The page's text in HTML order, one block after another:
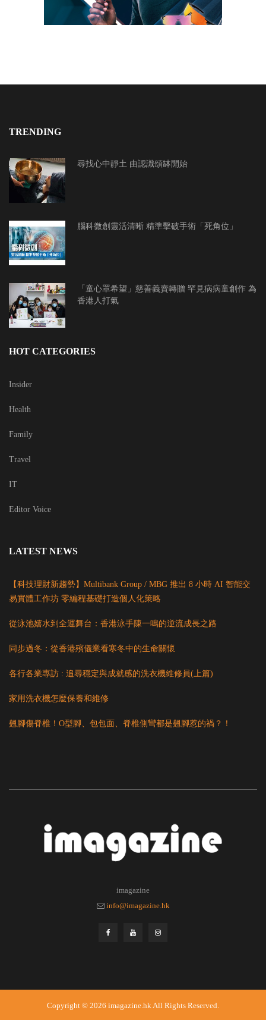
TRENDING
尋找心中靜土 由認識頌缽開始
腦科微創靈活清晰 精準擊破手術「死角位」
「童心罩希望」慈善義賣轉贈 罕見病病童創作 為
香港人打氣
HOT CATEGORIES
Insider
Health
Family
Travel
IT
Editor Voice
LATEST NEWS
【科技理財新趨勢】Multibank Group / MBG 推出 8 小時 AI 智能交
易實體工作坊 零編程基礎打造個人化策略
從泳池嬉水到全運舞台：香港泳手陳一鳴的逆流成長之路
同步過冬：從香港殯儀業看寒冬中的生命關懷
各行各業專訪 : 追尋穩定與成就感的洗衣機維修員(上篇)
家用洗衣機怎麼保養和維修
翹腳傷脊椎！O型腳、包包面、脊椎側彎都是翹腳惹的禍？！
imagazine
info@imagazine.hk
Copyright © 2026 imagazine.hk All Rights Reserved.